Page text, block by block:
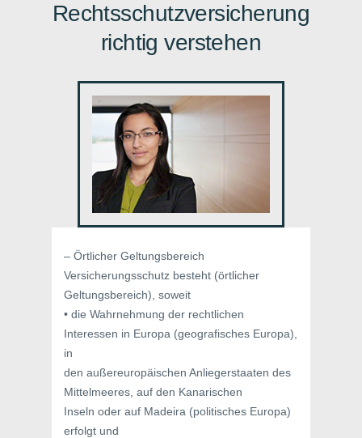
Rechtsschutzversicherung
richtig verstehen
– Örtlicher Geltungsbereich
Versicherungsschutz besteht (örtlicher
Geltungsbereich), soweit
• die Wahrnehmung der rechtlichen
Interessen in Europa (geografisches Europa),
in
den außereuropäischen Anliegerstaaten des
Mittelmeeres, auf den Kanarischen
Inseln oder auf Madeira (politisches Europa)
erfolgt und